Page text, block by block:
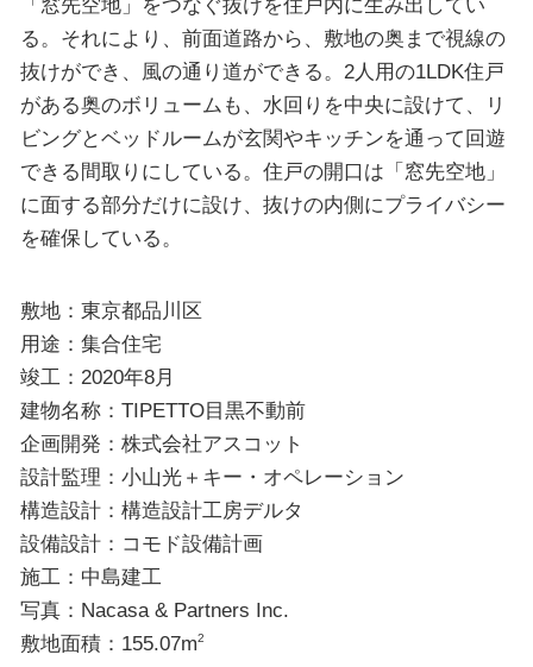
る。それにより、前面道路から、敷地の奥まで視線の
抜けができ、風の通り道ができる。2人用の1LDK住戸
がある奥のボリュームも、水回りを中央に設けて、リ
ビングとベッドルームが玄関やキッチンを通って回遊
できる間取りにしている。住戸の開口は「窓先空地」
に面する部分だけに設け、抜けの内側にプライバシー
を確保している。
敷地：東京都品川区
用途：集合住宅
竣工：2020年8月
建物名称：TIPETTO目黒不動前
企画開発：株式会社アスコット
設計監理：小山光＋キー・オペレーション
構造設計：構造設計工房デルタ
設備設計：コモド設備計画
施工：中島建工
写真：Nacasa & Partners Inc.
敷地面積：155.07m2